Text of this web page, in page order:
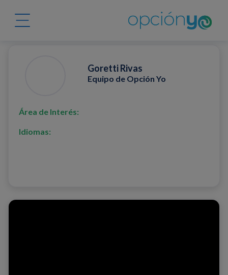
Goretti Rivas
Equipo de Opción Yo
Área de Interés:
Idiomas: